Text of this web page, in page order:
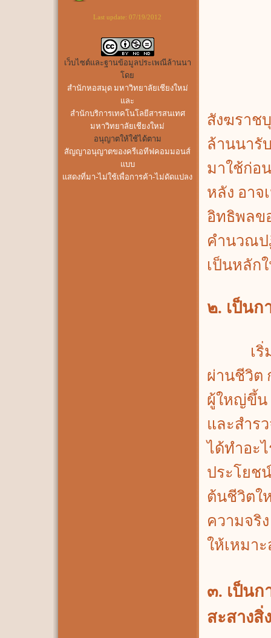
Last update: 07/19/2012
เว็บไซต์และฐานข้อมูลประเพณีล้านนา
โดย
สำนักหอสมุด มหาวิทยาลัยเชียงใหม่
และ
สำนักบริการเทคโนโลยีสารสนเทศ
มหาวิทยาลัยเชียงใหม่
อนุญาตให้ใช้ได้ตาม
สัญญาอนุญาตของครีเอทีฟคอมมอนส์
แบบ
แสดงที่มา-ไม่ใช้เพื่อการค้า-ไม่ดัดแปลง
สังฆราช
ล้านนารั
มาใช้ก่อ
หลัง อาจ
อิทธิพลข
คำนวณป
เป็นหลัก
๒. เป็นก
เริ่มเข้
ผ่านชีวิต
ผู้ใหญ่ขึ้น
และสำร
ได้ทำอะ
ประโยช
ต้นชีวิตใ
ความจริ
ให้เหมา
๓. เป็นก
สะสาง